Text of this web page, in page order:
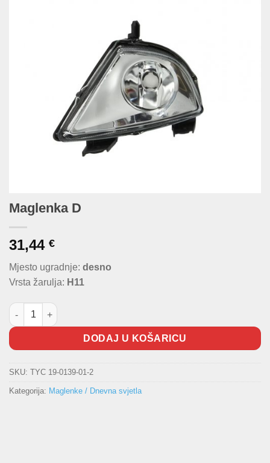
Maglenka D
31,44 €
Mjesto ugradnje: desno
Vrsta žarulja: H11
Maglenka D količina
DODAJ U KOŠARICU
SKU: TYC 19-0139-01-2
Kategorija: Maglenke / Dnevna svjetla